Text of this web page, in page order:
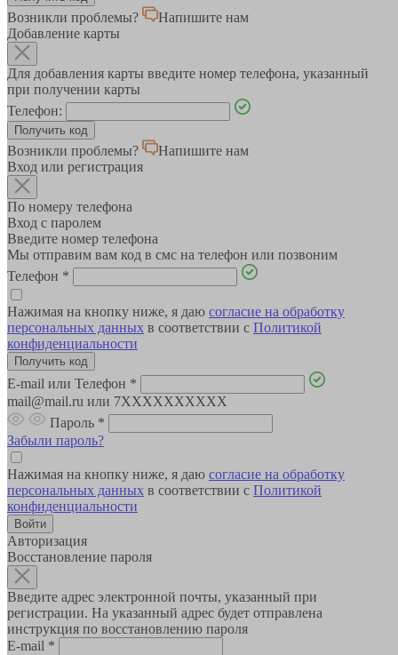
Возникли проблемы?
Напишите нам
Добавление карты
Для добавления карты введите номер телефона, указанный
при получении карты
Телефон:
Возникли проблемы?
Напишите нам
Вход или регистрация
По номеру телефона
Вход с паролем
Введите номер телефона
Мы отправим вам код в смс на телефон или позвоним
Телефон *
Нажимая на кнопку ниже, я даю согласие на обработку
персональных данных в соответствии с Политикой
конфиденциальности
E-mail или Телефон *
mail@mail.ru или 7XXXXXXXXXX
Пароль *
Забыли пароль?
Нажимая на кнопку ниже, я даю согласие на обработку
персональных данных в соответствии с Политикой
конфиденциальности
Авторизация
Восстановление пароля
Введите адрес электронной почты, указанный при
регистрации. На указанный адрес будет отправлена
инструкция по восстановлению пароля
E-mail *